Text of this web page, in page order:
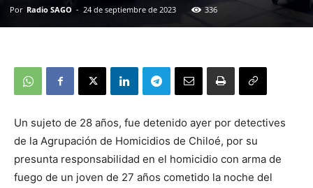
Por Radio SAGO - 24 de septiembre de 2023 336
Un sujeto de 28 años, fue detenido ayer por detectives
de la Agrupación de Homicidios de Chiloé, por su
presunta responsabilidad en el homicidio con arma de
fuego de un joven de 27 años cometido la noche del